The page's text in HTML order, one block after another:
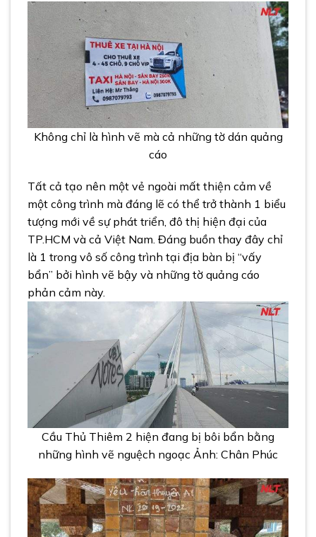
Không chỉ là hình vẽ mà cả những tờ dán quảng
cáo
Tất cả tạo nên một vẻ ngoài mất thiện cảm về
một công trình mà đáng lẽ có thể trở thành 1 biểu
tượng mới về sự phát triển, đô thị hiện đại của
TP.HCM và cả Việt Nam. Đáng buồn thay đây chỉ
là 1 trong vô số công trình tại địa bàn bị “vấy
bẩn” bởi hình vẽ bậy và những tờ quảng cáo
phản cảm này.
Cầu Thủ Thiêm 2 hiện đang bị bôi bẩn bằng
những hình vẽ nguệch ngoạc Ảnh: Chân Phúc